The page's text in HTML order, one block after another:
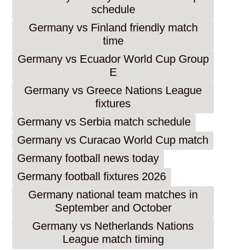
schedule
Germany vs Finland friendly match
time
Germany vs Ecuador World Cup Group
E
Germany vs Greece Nations League
fixtures
Germany vs Serbia match schedule
Germany vs Curacao World Cup match
Germany football news today
Germany football fixtures 2026
Germany national team matches in
September and October
Germany vs Netherlands Nations
League match timing